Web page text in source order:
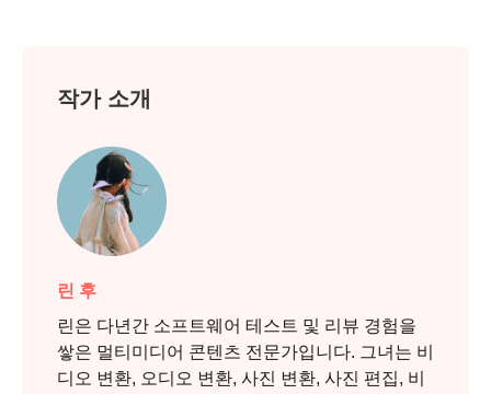
작가 소개
린 후
린은 다년간 소프트웨어 테스트 및 리뷰 경험을
쌓은 멀티미디어 콘텐츠 전문가입니다. 그녀는 비
디오 변환, 오디오 변환, 사진 변환, 사진 편집, 비